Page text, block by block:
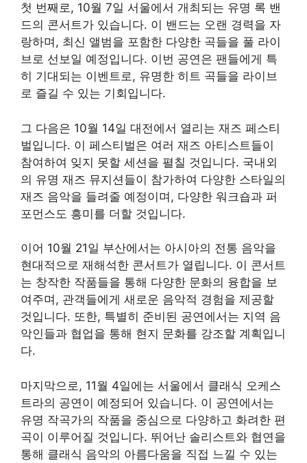
첫 번째로, 10월 7일 서울에서 개최되는 유명 록 밴
드의 콘서트가 있습니다. 이 밴드는 오랜 경력을 자
랑하며, 최신 앨범을 포함한 다양한 곡들을 풀 라이
브로 선보일 예정입니다. 이번 공연은 팬들에게 특
히 기대되는 이벤트로, 유명한 히트 곡들을 라이브
로 즐길 수 있는 기회입니다.
그 다음은 10월 14일 대전에서 열리는 재즈 페스티
벌입니다. 이 페스티벌은 여러 재즈 아티스트들이
참여하여 잊지 못할 세션을 펼칠 것입니다. 국내외
의 유명 재즈 뮤지션들이 참가하여 다양한 스타일의
재즈 음악을 들려줄 예정이며, 다양한 워크숍과 퍼
포먼스도 흥미를 더할 것입니다.
이어 10월 21일 부산에서는 아시아의 전통 음악을
현대적으로 재해석한 콘서트가 열립니다. 이 콘서트
는 창작한 작품들을 통해 다양한 문화의 융합을 보
여주며, 관객들에게 새로운 음악적 경험을 제공할
것입니다. 또한, 특별히 준비된 공연에서는 지역 음
악인들과 협업을 통해 현지 문화를 강조할 계획입니
다.
마지막으로, 11월 4일에는 서울에서 클래식 오케스
트라의 공연이 예정되어 있습니다. 이 공연에서는
유명 작곡가의 작품을 중심으로 다양하고 화려한 편
곡이 이루어질 것입니다. 뛰어난 솔리스트와 협연을
통해 클래식 음악의 아름다움을 직접 느낄 수 있는